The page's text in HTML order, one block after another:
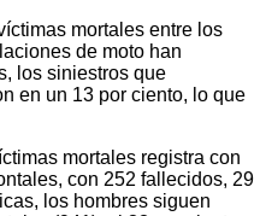
mortales entre los
de moto han
los siniestros que
en un 13 por ciento, lo que
mortales registra con
con 252 fallecidos, 29
los hombres siguen